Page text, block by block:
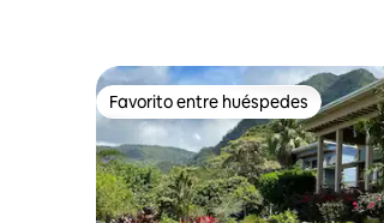
Favorito entre huéspedes
Favorito entre huéspedes